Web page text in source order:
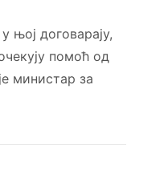
њој договарају,
помоћ од
министар за